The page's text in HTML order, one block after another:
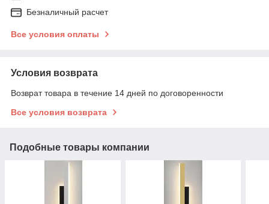
Безналичный расчет
Все условия оплаты
Условия возврата
Возврат товара в течение 14 дней по договоренности
Все условия возврата
Подобные товары компании